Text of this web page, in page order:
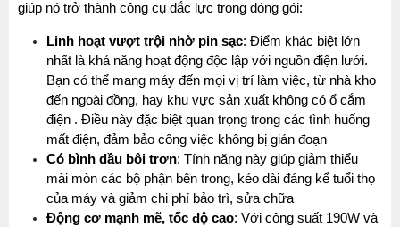
giúp nó trở thành công cụ đắc lực trong đóng gói:
Linh hoạt vượt trội nhờ pin sạc: Điểm khác biệt lớn
nhất là khả năng hoạt động độc lập với nguồn điện lưới.
Bạn có thể mang máy đến mọi vị trí làm việc, từ nhà kho
đến ngoài đồng, hay khu vực sản xuất không có ổ cắm
điện . Điều này đặc biệt quan trọng trong các tình huống
mất điện, đảm bảo công việc không bị gián đoạn
Có bình dầu bôi trơn: Tính năng này giúp giảm thiểu
mài mòn các bộ phận bên trong, kéo dài đáng kể tuổi thọ
của máy và giảm chi phí bảo trì, sửa chữa
Động cơ mạnh mẽ, tốc độ cao: Với công suất 190W và